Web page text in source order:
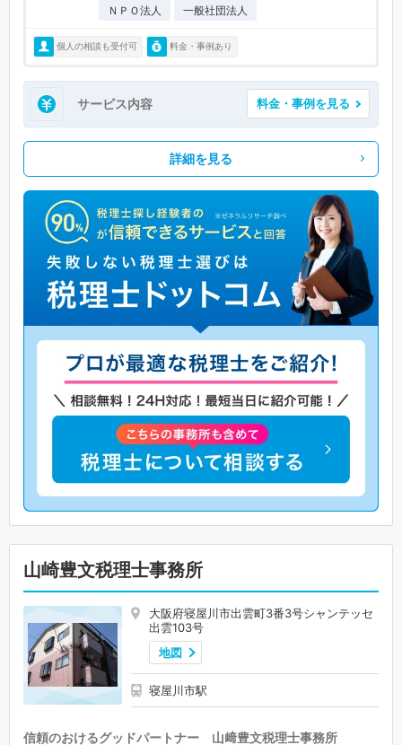
ＮＰＯ法人
一般社団法人
個人の相談も受付可 料金・事例あり
サービス内容 料金・事例を見る
詳細を見る
山崎豊文税理士事務所
大阪府寝屋川市出雲町3番3号シャンテッセ
出雲103号
地図
寝屋川市駅
信頼のおけるグッドパートナー 山﨑豊文税理士事務所